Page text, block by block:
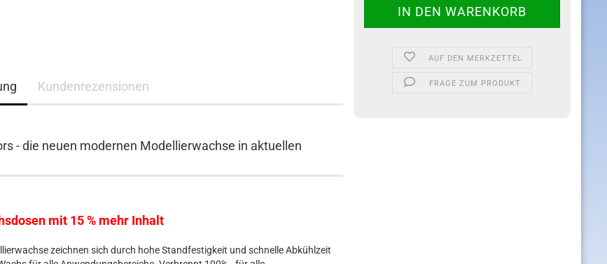
AUF DEN MERKZETTEL
FRAGE ZUM PRODUKT
Kundenrezensionen
- die neuen modernen Modellierwachse in aktuellen
mit 15 % mehr Inhalt​
zeichnen sich durch hohe Standfestigkeit und schnelle Abkühlzeit